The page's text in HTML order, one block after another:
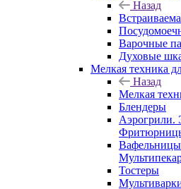
Назад
Варочные
Духовые
Мелкая техника
Назад
Мелкая
Блендеры
Аэрогрили.
Тостеры